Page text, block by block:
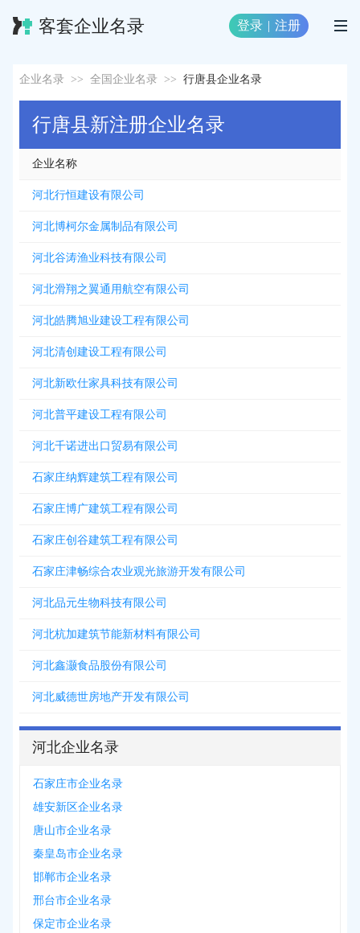
客套企业名录 登录 | 注册
企业名录 >> 全国企业名录 >> 行唐县企业名录
行唐县新注册企业名录
企业名称
河北行恒建设有限公司
河北博柯尔金属制品有限公司
河北谷涛渔业科技有限公司
河北滑翔之翼通用航空有限公司
河北皓腾旭业建设工程有限公司
河北清创建设工程有限公司
河北新欧仕家具科技有限公司
河北普平建设工程有限公司
河北千诺进出口贸易有限公司
石家庄纳辉建筑工程有限公司
石家庄博广建筑工程有限公司
石家庄创谷建筑工程有限公司
石家庄津畅综合农业观光旅游开发有限公司
河北品元生物科技有限公司
河北杭加建筑节能新材料有限公司
河北鑫灏食品股份有限公司
河北威德世房地产开发有限公司
河北企业名录
石家庄市企业名录
雄安新区企业名录
唐山市企业名录
秦皇岛市企业名录
邯郸市企业名录
邢台市企业名录
保定市企业名录